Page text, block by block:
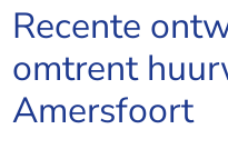
Recente
omtrent
Amersfoort